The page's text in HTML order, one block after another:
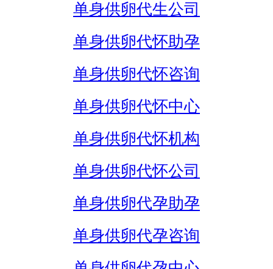
单身供卵代生公司
单身供卵代怀助孕
单身供卵代怀咨询
单身供卵代怀中心
单身供卵代怀机构
单身供卵代怀公司
单身供卵代孕助孕
单身供卵代孕咨询